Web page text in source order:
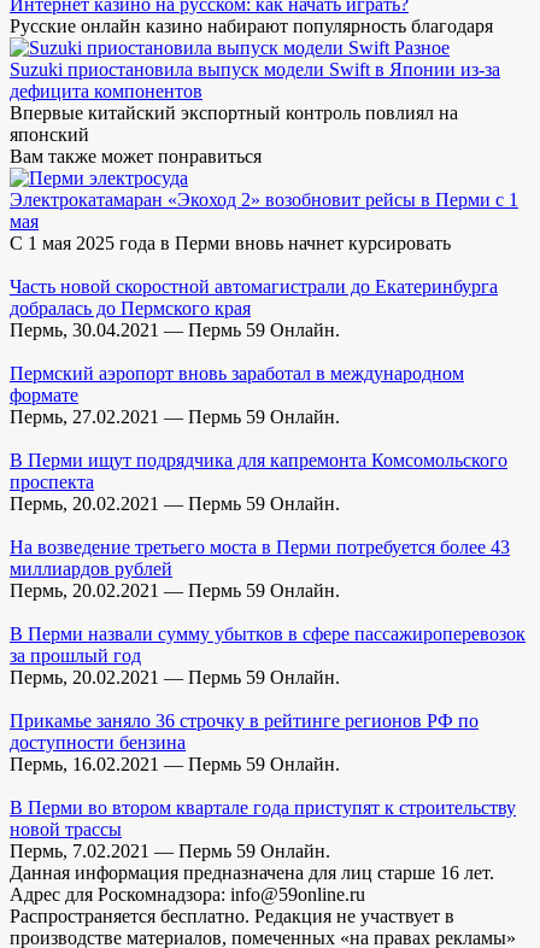
Русские онлайн казино набирают популярность благодаря
Разное
Suzuki приостановила выпуск модели Swift в Японии из-за
дефицита компонентов
Впервые китайский экспортный контроль повлиял на
японский
Вам также может понравиться
Электрокатамаран «Экоход 2» возобновит рейсы в Перми с 1
мая
С 1 мая 2025 года в Перми вновь начнет курсировать
Часть новой скоростной автомагистрали до Екатеринбурга
добралась до Пермского края
Пермь, 30.04.2021 — Пермь 59 Онлайн.
Пермский аэропорт вновь заработал в международном
формате
Пермь, 27.02.2021 — Пермь 59 Онлайн.
В Перми ищут подрядчика для капремонта Комсомольского
проспекта
Пермь, 20.02.2021 — Пермь 59 Онлайн.
На возведение третьего моста в Перми потребуется более 43
миллиардов рублей
Пермь, 20.02.2021 — Пермь 59 Онлайн.
В Перми назвали сумму убытков в сфере пассажироперевозок
за прошлый год
Пермь, 20.02.2021 — Пермь 59 Онлайн.
Прикамье заняло 36 строчку в рейтинге регионов РФ по
доступности бензина
Пермь, 16.02.2021 — Пермь 59 Онлайн.
В Перми во втором квартале года приступят к строительству
новой трассы
Пермь, 7.02.2021 — Пермь 59 Онлайн.
Данная информация предназначена для лиц старше 16 лет.
Адрес для Роскомнадзора: info@59online.ru
Распространяется бесплатно. Редакция не участвует в
производстве материалов, помеченных «на правах рекламы»